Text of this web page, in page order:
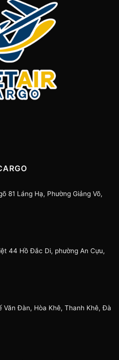
81 Láng Hạ, Phường Giảng Võ,
44 Hồ Đắc Di, phường An Cựu,
Văn Đàn, Hòa Khê, Thanh Khê, Đà